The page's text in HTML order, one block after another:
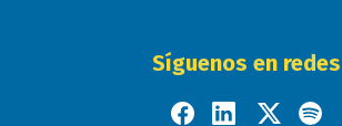
Síguenos en redes